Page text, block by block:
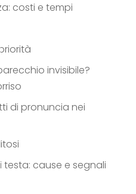
costi e tempi
invisibile?
di pronuncia nei
cause e segnali